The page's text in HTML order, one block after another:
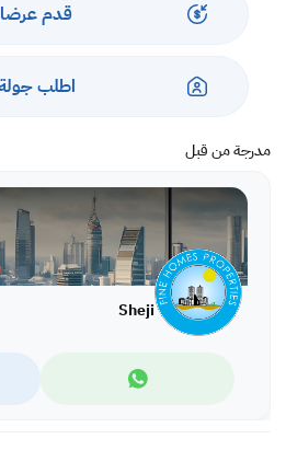
قدم عرضا
اطلب
مدرجة من قبل
Sheji